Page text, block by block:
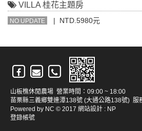
VILLA 桂花主題房
NO UPDATE | NTD.5980元
山板樵休閒農場 營業時間：09:00 ~ 18:00
苗栗縣三義鄉雙連潭138號 (大通公路138號) 服
Powered by NC © 2017 網站設計 : NP
登錄帳號